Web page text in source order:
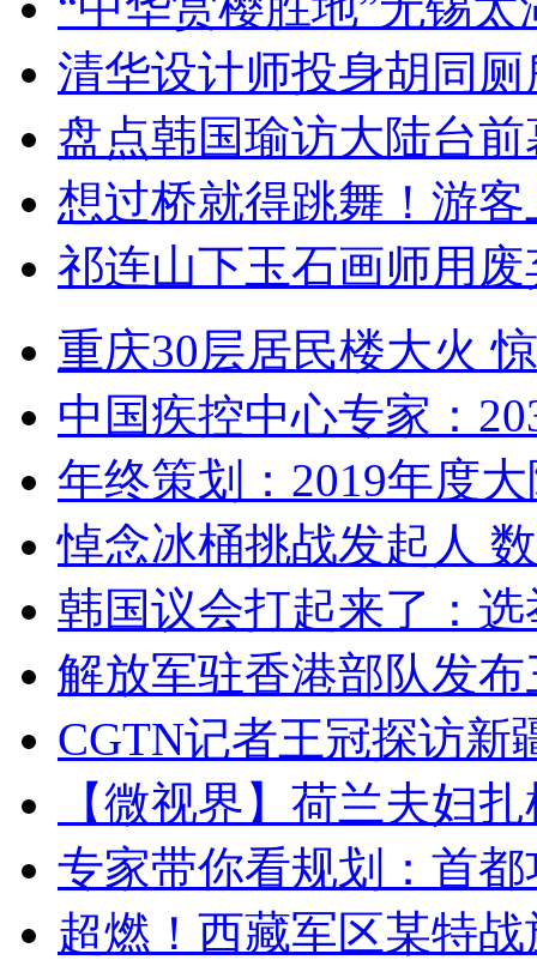
清华设计师投身胡同
盘点韩国瑜访大陆台
想过桥就得跳舞！游客
祁连山下玉石画师用
重庆30层居民楼大火
中国疾控中心专家：
年终策划：2019年度
悼念冰桶挑战发起人
韩国议会打起来了：
解放军驻香港部队发
CGTN记者王冠探访新
【微视界】荷兰夫妇
专家带你看规划：首
超燃！西藏军区某特